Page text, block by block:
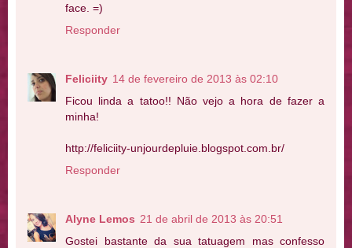
face. =)
Responder
Feliciity 14 de fevereiro de 2013 às 02:10
Ficou linda a tatoo!! Não vejo a hora de fazer a
minha!
http://feliciity-unjourdepluie.blogspot.com.br/
Responder
Alyne Lemos 21 de abril de 2013 às 20:51
Gostei bastante da sua tatuagem mas confesso